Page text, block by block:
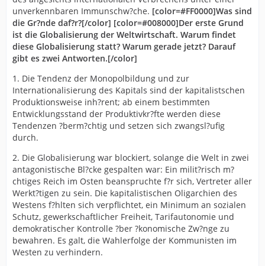
unverkennbaren Immunschw?che. [color=#FF0000]Was sind
die Gr?nde daf?r?[/color] [color=#008000]Der erste Grund
ist die Globalisierung der Weltwirtschaft. Warum findet
diese Globalisierung statt? Warum gerade jetzt? Darauf
gibt es zwei Antworten.[/color]
1. Die Tendenz der Monopolbildung und zur
Internationalisierung des Kapitals sind der kapitalistschen
Produktionsweise inh?rent; ab einem bestimmten
Entwicklungsstand der Produktivkr?fte werden diese
Tendenzen ?berm?chtig und setzen sich zwangsl?ufig
durch.
2. Die Globalisierung war blockiert, solange die Welt in zwei
antagonistische Bl?cke gespalten war: Ein milit?risch m?
chtiges Reich im Osten beanspruchte f?r sich, Vertreter aller
Werkt?tigen zu sein. Die kapitalistischen Oligarchien des
Westens f?hlten sich verpflichtet, ein Minimum an sozialen
Schutz, gewerkschaftlicher Freiheit, Tarifautonomie und
demokratischer Kontrolle ?ber ?konomische Zw?nge zu
bewahren. Es galt, die Wahlerfolge der Kommunisten im
Westen zu verhindern.